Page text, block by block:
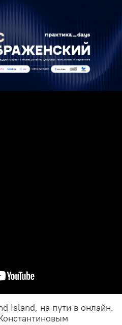
Island, на пути в онлайн.